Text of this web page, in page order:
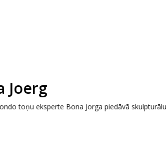
Joerg
toņu eksperte Bona Jorga piedāvā